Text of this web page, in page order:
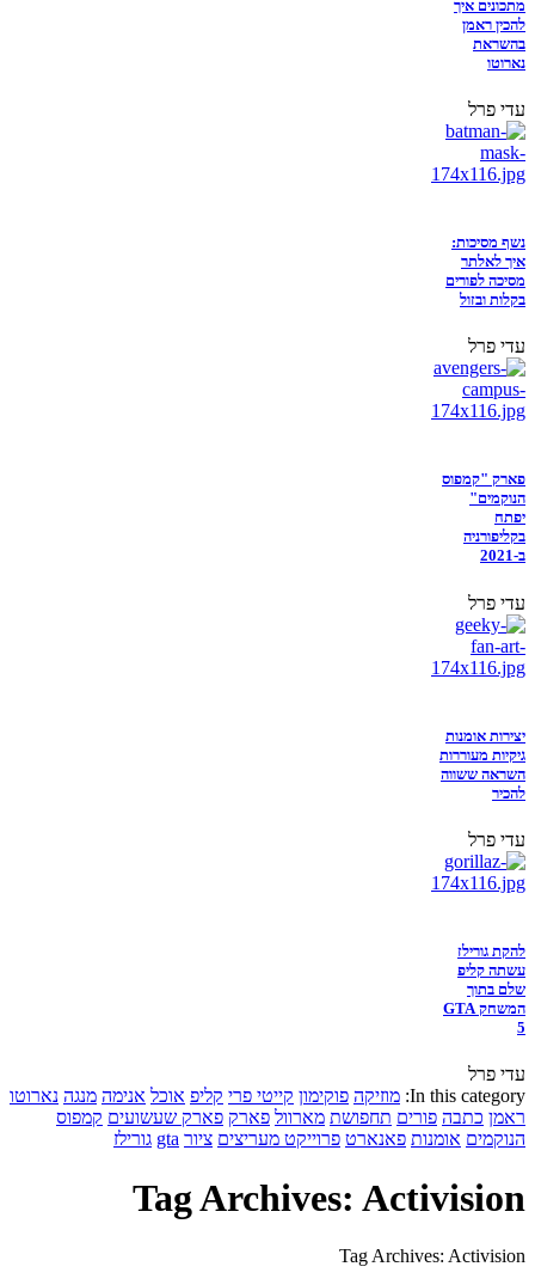
מתכונים איך
להכין ראמן
בהשראת
נארוטו
עדי פרל
נשף מסיכות:
איך לאלתר
מסיכה לפורים
בקלות ובזול
עדי פרל
פארק "קמפוס
הנוקמים"
יפתח
בקליפורניה
ב-2021
עדי פרל
יצירות אומנות
גיקיות מעוררות
השראה ששווה
להכיר
עדי פרל
להקת גורילז
עשתה קליפ
שלם בתוך
המשחק GTA
5
עדי פרל
In this category: מוזיקה פוקימון קייטי פרי קליפ אוכל אנימה מנגה נארוטו
ראמן כתבה פורים תחפושת מארוול פארק פארק שעשועים קמפוס
הנוקמים אומנות פאנארט פרוייקט מעריצים ציור gta גורילז
Tag Archives: Activision
Tag Archives: Activision